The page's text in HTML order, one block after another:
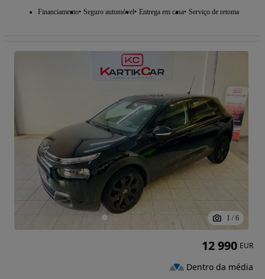
Financiamento Seguro automóvel Entrega em casa Serviço de retoma
1 / 6
12 990 EUR
Dentro da média